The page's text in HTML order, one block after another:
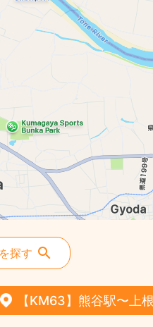
探す
【KM63】熊谷駅〜上